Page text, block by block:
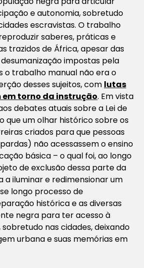
e autonomia, sobretudo
escravistas. O trabalho
saberes, práticas e
trazidos de África, apesar das
impostas pela
o trabalho manual não era o
desses sujeitos, com lutas
torno da instrução. Em vista
debates atuais sobre a Lei de
que um olhar histórico sobre os
criados para que pessoas
não acessassem o ensino
básica – o qual foi, ao longo
de exclusão dessa parte da
a iluminar e redimensionar um
longo processo de
histórica e as diversas
negra para ter acesso à
nas cidades, deixando
urbana e suas memórias em